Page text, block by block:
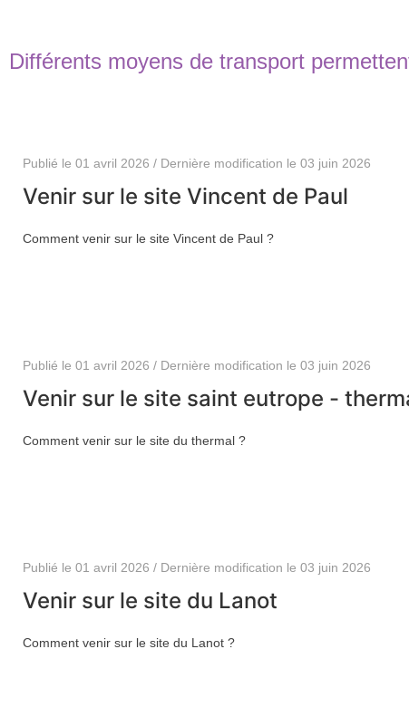
Différents moyens de transport
Publié le 01 avril 2026 / Dernière modification le 03 juin 2026
Venir sur le site Vincent de Paul
Comment venir sur le site Vincent de Paul ?
Publié le 01 avril 2026 / Dernière modification le 03 juin 2026
Venir sur le site saint eutrope -
Comment venir sur le site du thermal ?
Publié le 01 avril 2026 / Dernière modification le 03 juin 2026
Venir sur le site du Lanot
Comment venir sur le site du Lanot ?